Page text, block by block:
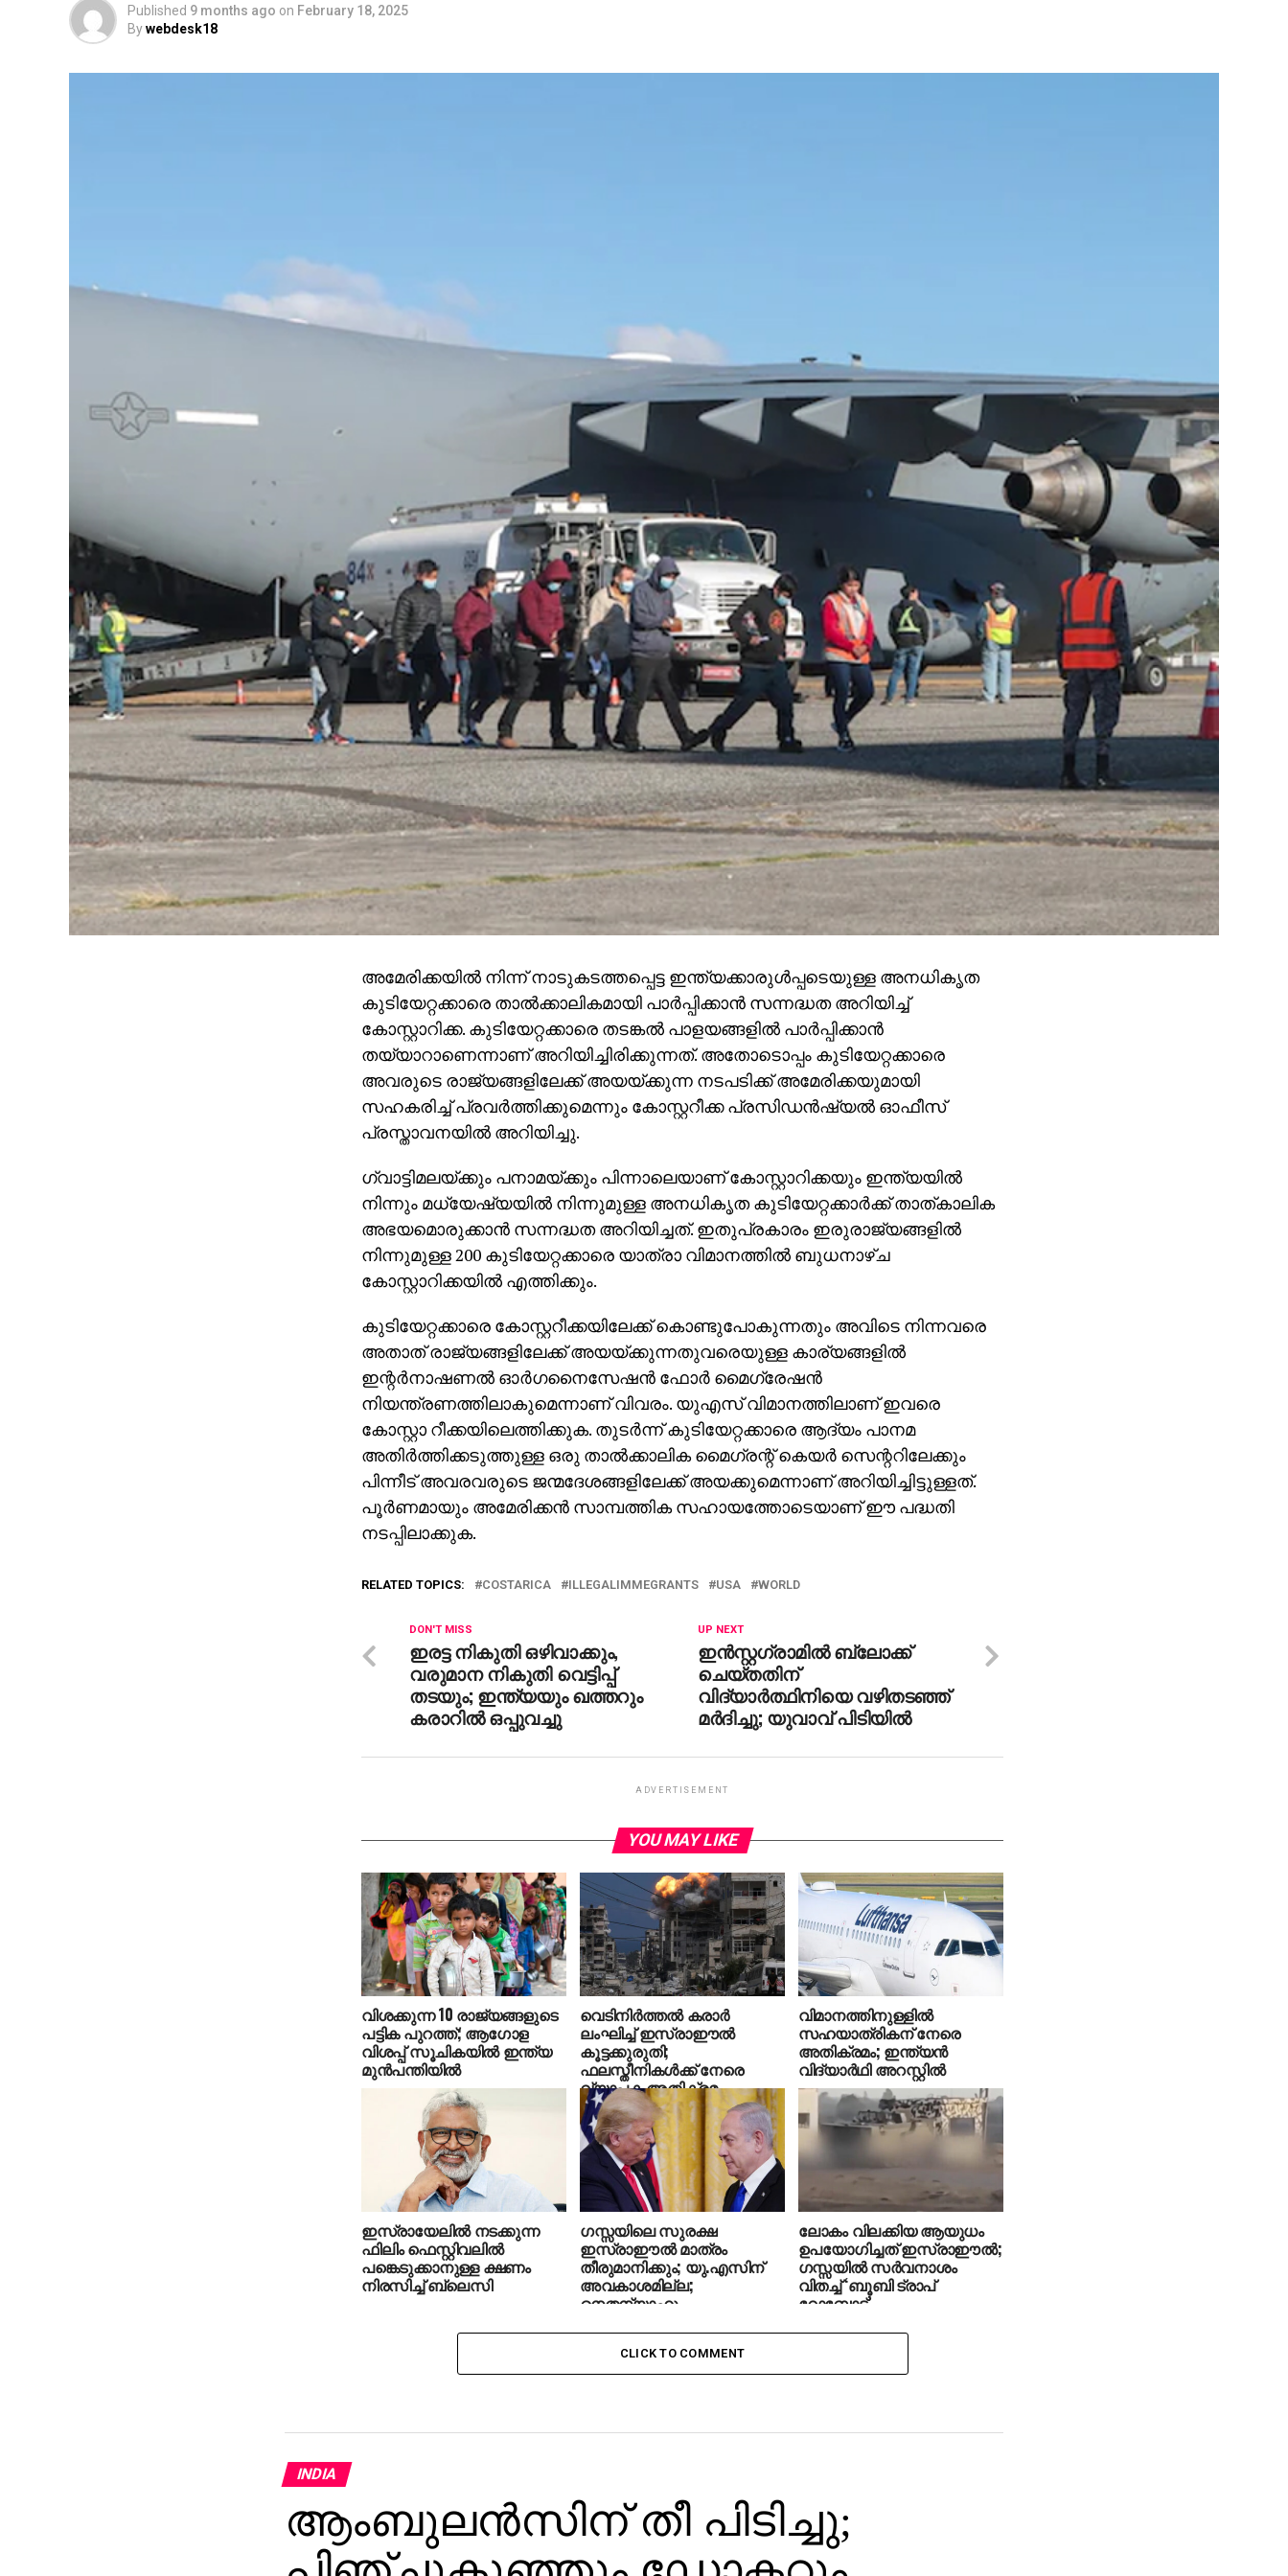
Published 9 months ago on February 18, 2025
Bywebdesk18
അമേരിക്കയില്‍ നിന്ന് നാടുകടത്തപ്പെട്ട ഇന്ത്യക്കാരുള്‍പ്പടെയുള്ള അനധികൃത
കുടിയേറ്റക്കാരെ താല്‍ക്കാലികമായി പാര്‍പ്പിക്കാന്‍ സന്നദ്ധത അറിയിച്ച്
കോസ്റ്റാറിക്ക. കുടിയേറ്റക്കാരെ തടങ്കല്‍ പാളയങ്ങളില്‍ പാര്‍പ്പിക്കാന്‍
തയ്യാറാണെന്നാണ് അറിയിച്ചിരിക്കുന്നത്. അതോടൊപ്പം കുടിയേറ്റക്കാരെ
അവരുടെ രാജ്യങ്ങളിലേക്ക് അയയ്ക്കുന്ന നടപടിക്ക് അമേരിക്കയുമായി
സഹകരിച്ച് പ്രവര്‍ത്തിക്കുമെന്നും കോസ്റ്ററീക്ക പ്രസിഡന്‍ഷ്യല്‍ ഓഫീസ്
പ്രസ്താവനയില്‍ അറിയിച്ചു.
ഗ്വാട്ടിമലയ്ക്കും പനാമയ്ക്കും പിന്നാലെയാണ് കോസ്റ്റാറിക്കയും ഇന്ത്യയില്‍
നിന്നും മധ്യേഷ്യയില്‍ നിന്നുമുള്ള അനധികൃത കുടിയേറ്റക്കാര്‍ക്ക് താത്കാലിക
അഭയമൊരുക്കാന്‍ സന്നദ്ധത അറിയിച്ചത്. ഇതുപ്രകാരം ഇരുരാജ്യങ്ങളില്‍
നിന്നുമുള്ള 200 കുടിയേറ്റക്കാരെ യാത്രാ വിമാനത്തില്‍ ബുധനാഴ്ച
കോസ്റ്റാറിക്കയില്‍ എത്തിക്കും.
കുടിയേറ്റക്കാരെ കോസ്റ്ററീക്കയിലേക്ക് കൊണ്ടുപോകുന്നതും അവിടെ നിന്നവരെ
അതാത് രാജ്യങ്ങളിലേക്ക് അയയ്ക്കുന്നതുവരെയുള്ള കാര്യങ്ങളില്‍
ഇന്റര്‍നാഷണല്‍ ഓര്‍ഗനൈസേഷന്‍ ഫോര്‍ മൈഗ്രേഷന്‍
നിയന്ത്രണത്തിലാകുമെന്നാണ് വിവരം. യുഎസ് വിമാനത്തിലാണ് ഇവരെ
കോസ്റ്റാ റീക്കയിലെത്തിക്കുക. തുടര്‍ന്ന് കുടിയേറ്റക്കാരെ ആദ്യം പാനമ
അതിര്‍ത്തിക്കടുത്തുള്ള ഒരു താല്‍ക്കാലിക മൈഗ്രന്റ് കെയര്‍ സെന്ററിലേക്കും
പിന്നീട് അവരവരുടെ ജന്മദേശങ്ങളിലേക്ക് അയക്കുമെന്നാണ് അറിയിച്ചിട്ടുള്ളത്.
പൂര്‍ണമായും അമേരിക്കന്‍ സാമ്പത്തിക സഹായത്തോടെയാണ് ഈ പദ്ധതി
നടപ്പിലാക്കുക.
RELATED TOPICS: COSTARICA ILLEGALIMMEGRANTS USA WORLD
UP NEXT
ഇന്‍സ്റ്റഗ്രാമില്‍ ബ്ലോക്ക്
ചെയ്തതിന്
വിദ്യാര്‍ത്ഥിനിയെ വഴിതടഞ്ഞ്
മര്‍ദിച്ചു; യുവാവ് പിടിയില്‍
DON'T MISS
ഇരട്ട നികുതി ഒഴിവാക്കും,
വരുമാന നികുതി വെട്ടിപ്പ്
തടയും; ഇന്ത്യയും ഖത്തറും
കരാറിൽ ഒപ്പുവച്ചു
ADVERTISEMENT
YOU MAY LIKE
വിശക്കുന്ന 10 രാജ്യങ്ങളുടെ
പട്ടിക പുറത്ത്; ആഗോള
വിശപ്പ് സൂചികയില്‍ ഇന്ത്യ
മുന്‍പന്തിയില്‍
വെടിനിര്‍ത്തല്‍ കരാര്‍
ലംഘിച്ച് ഇസ്രാഈല്‍
കൂട്ടക്കുരുതി;
ഫലസ്തീനികള്‍ക്ക് നേരെ
വ്യാപക അതിക്രമം
വിമാനത്തിനുള്ളില്‍
സഹയാത്രികന് നേരെ
അതിക്രമം; ഇന്ത്യന്‍
വിദ്യാര്‍ഥി അറസ്റ്റില്‍
ഇസ്രായേലില്‍ നടക്കുന്ന
ഫിലിം ഫെസ്റ്റിവലില്‍
പങ്കെടുക്കാനുള്ള ക്ഷണം
നിരസിച്ച് ബ്ലെസി
ഗസ്സയിലെ സുരക്ഷ
ഇസ്രാഈല്‍ മാത്രം
തീരുമാനിക്കും; യു.എസിന്
അവകാശമില്ല;
നെതന്യാഹു
ലോകം വിലക്കിയ ആയുധം
ഉപയോഗിച്ചത് ഇസ്രാഈല്‍;
ഗസ്സയില്‍ സര്‍വനാശം
വിതച്ച് ‘ബൂബി ട്രാപ്
റോബോട്ട്’
CLICK TO COMMENT
INDIA
ആംബുലന്‍സിന് തീ പിടിച്ചു;